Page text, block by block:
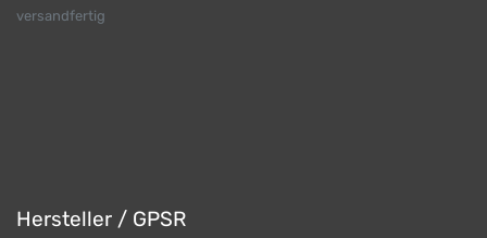
versandfertig
Hersteller / GPSR